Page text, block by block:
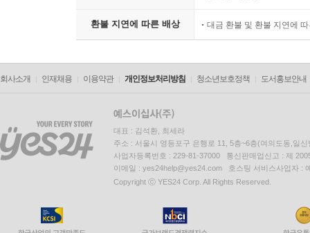
환불 지연에 따른 배상 대금 환불 및 환불 지연에
회사소개 인재채용 이용약관 개인정보처리방침 청소년보호정책 도서홍보안내
대표 : 김석환, 최세라
주소 : 서울시 영등포구 은행로 11, 5층~6층(여의도동,일신
사업자등록번호 : 229-81-37000 통신판매업신고 : 제
이메일 : yes24help@yes24.com 호스팅 서비스사업자 :
Copyright ⓒ YES24 Corp. All Rights Reserved.